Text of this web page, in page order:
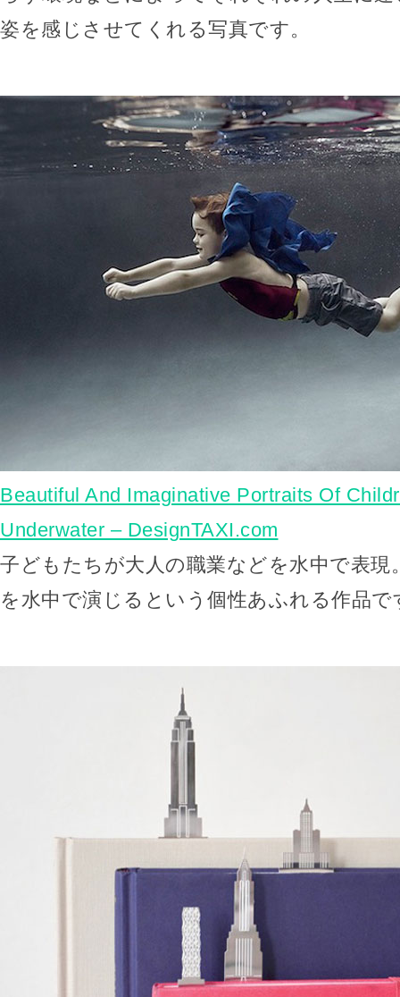
姿を感じさせてくれる写真です。
Beautiful And Imaginative Portraits Of
Underwater – DesignTAXI.com
子どもたちが大人の職業などを水中で表現
を水中で演じるという個性あふれる作品で